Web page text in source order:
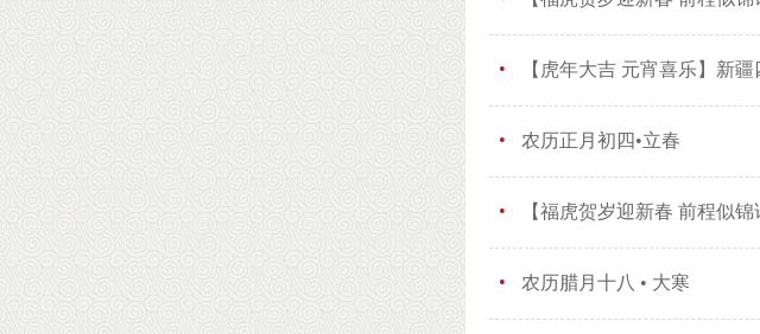
• 【虎年大吉 元宵喜乐】新
• 农历正月初四•立春
• 【福虎贺岁迎新春 前程似
• 农历腊月十八 • 大寒